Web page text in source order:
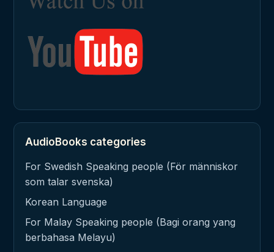
AudioBooks categories
For Swedish Speaking people (För människor
som talar svenska)
Korean Language
For Malay Speaking people (Bagi orang yang
berbahasa Melayu)